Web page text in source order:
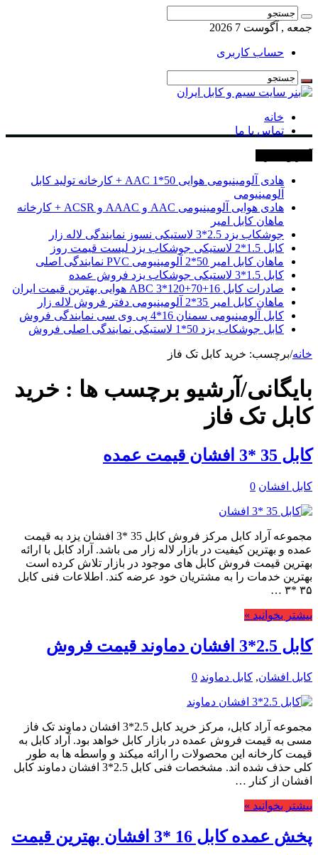
جمعه , آگوست 7 2026
حساب کاربری
خانه
تماس با ما
هادی آلومینیومی هوایی 50*1 AAC + کارخانه تولید کابل
آلومینیومی
هادی هوایی آلومینیومی AAC و AAAC و ACSR + کارخانه
ماهان کابل امیر
جوشکاب یزد 2.5*3 لاستیکی نسوز نمایندگی لاله زار
کابل 1.5*2 لاستیکی جوشکاب یزد لیست قیمت روز
ماهان کابل امیر 50*2 آلومینیومی PVC نمایندگی اصلی
کابل 1.5*3 لاستیکی جوشکاب یزد فروش عمده
صادرات کابل 16+70+120*3 ABC هوایی بهترین قیمت ایران
ماهان کابل امیر 35*2 آلومینیومی دفتر فروش لاله زار
کابل آلومینیومی سمنان 16*4 پی وی سی نمایندگی فروش
کابل جوشکاب یزد 50*1 لاستیکی نمایندگی اصلی فروش
خانه/برچسب: خرید کابل تک فاز
بایگانی/آرشیو برچسب ها : خرید
کابل تک فاز
کابل 35 *3 افشان قیمت عمده
کابل افشان 0
مجموعه آراد کابل مرکز فروش کابل 35 *3 افشان یزد به قیمت
عمده و بهترین کیفیت در بازار لاله زار می باشد. آراد کابل با ارائه
بهترین قیمت فروش کابل های موجود در بازار تلاش کرده است
بهترین خدمات را به مشتریان خود عرضه کند. اطلاعات فنی کابل
۳۵ *۳ …
بیشتر بخوانید »
کابل 2.5*3 افشان دماوند قیمت فروش
کابل افشان, کابل دماوند 0
مجموعه آراد کابل، مرکز خرید کابل 2.5*3 افشان دماوند تک فاز
مسی به قیمت فروش عمده در بازار کابل خواهد بود. آراد کابل به
قیمت کارخانه این محصولات را ارائه میکند و واسطه ها به طور
کلی حذف شده اند. مشخصات فنی کابل 2.5*3 افشان دماوند کابل
افشان از کنار …
بیشتر بخوانید »
پخش عمده کابل 16 *3 افشان بهترین قیمت